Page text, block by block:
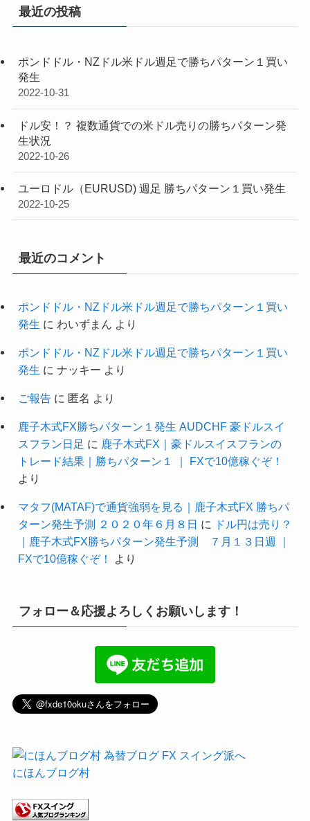
最近の投稿
ポンドドル・NZドル米ドル週足で勝ちパターン１買い
発生
2022-10-31
ドル安！？ 複数通貨での米ドル売りの勝ちパターン発
生状況
2022-10-26
ユーロドル（EURUSD) 週足 勝ちパターン１買い発生
2022-10-25
最近のコメント
ポンドドル・NZドル米ドル週足で勝ちパターン１買い
発生 に わいずまん より
ポンドドル・NZドル米ドル週足で勝ちパターン１買い
発生 に ナッキー より
ご報告に 匿名 より
鹿子木式FX勝ちパターン１発生 AUDCHF 豪ドルスイ
スフラン日足 に 鹿子木式FX｜豪ドルスイスフランの
トレード結果｜勝ちパターン１ ｜ FXで10億稼ぐぞ！
より
マタフ(MATAF)で通貨強弱を見る｜鹿子木式FX 勝ちパ
ターン発生予測 ２０２０年６月８日 に
ドル円は売り？
｜鹿子木式FX勝ちパターン発生予測 ７月１３日週 ｜
FXで10億稼ぐぞ！
より
フォロー＆応援よろしくお願いします！
にほんブログ村